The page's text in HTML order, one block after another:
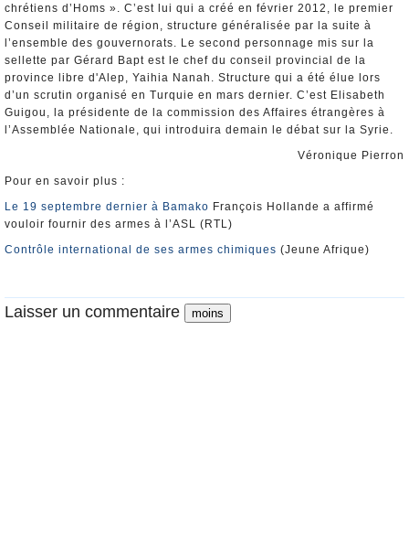
chrétiens d’Homs ». C’est lui qui a créé en février 2012, le premier
Conseil militaire de région, structure généralisée par la suite à
l’ensemble des gouvernorats. Le second personnage mis sur la
sellette par Gérard Bapt est le chef du conseil provincial de la
province libre d'Alep, Yaihia Nanah. Structure qui a été élue lors
d’un scrutin organisé en Turquie en mars dernier. C’est Elisabeth
Guigou, la présidente de la commission des Affaires étrangères à
l’Assemblée Nationale, qui introduira demain le débat sur la Syrie.
Véronique Pierron
Pour en savoir plus :
Le 19 septembre dernier à Bamako François Hollande a affirmé
vouloir fournir des armes à l’ASL (RTL)
Contrôle international de ses armes chimiques (Jeune Afrique)
Laisser un commentaire